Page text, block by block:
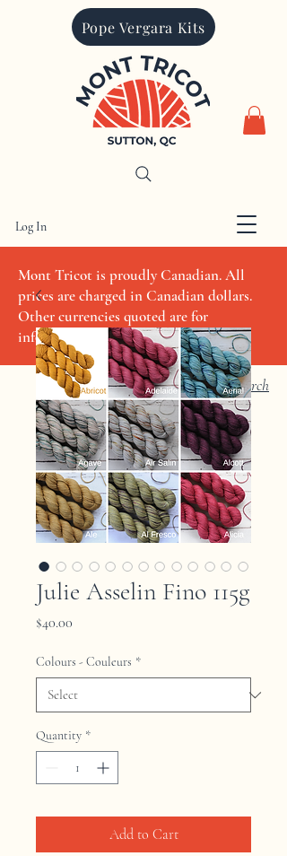
Pope Vergara Kits
CAD (C$)
Mont Tricot is proudly Canadian. All
prices are charged in Canadian dollars.
Other currencies quoted are for
informational purposes only
Log In
Search
Julie Asselin Fino 115g
$40.00
Colours - Couleurs *
Quantity *
Add to Cart